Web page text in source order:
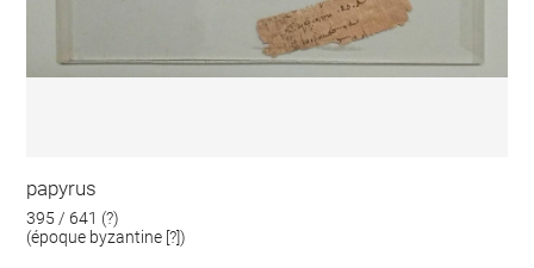
papyrus
395 / 641 (?)
(époque byzantine [?])